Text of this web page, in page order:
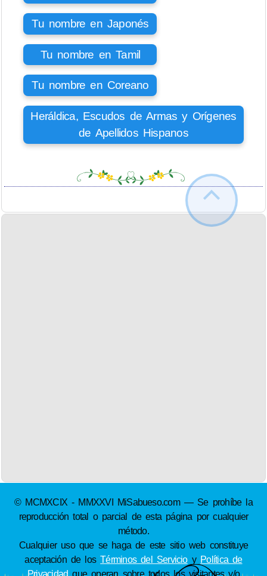
Tu nombre en Japonés
Tu nombre en Tamil
Tu nombre en Coreano
Heráldica, Escudos de Armas y Orígenes
de Apellidos Hispanos
© MCMXCIX - MMXXVI MiSabueso.com — Se prohíbe la
reproducción total o parcial de esta página por cualquier
método.
Cualquier uso que se haga de este sitio web constituye
aceptación de losTérminos del Servicioy Política de
Privacidad que operan sobre todos los visitantes y/o